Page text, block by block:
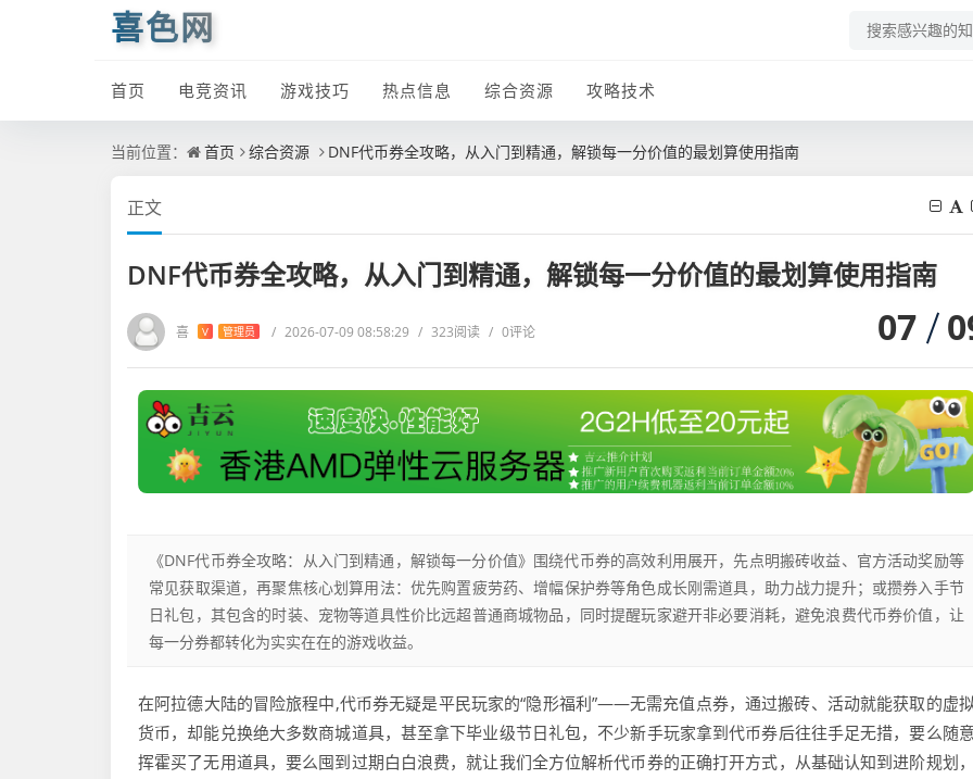
喜色网
首页 电竞资讯 游戏技巧 热点信息 综合资源 攻略技术
当前位置： 首页 综合资源 DNF代币券全攻略，从入门到精通，解锁每一分价值的最划算使用指南
正文
DNF代币券全攻略，从入门到精通，解锁每一分价值的最划算使用指南
喜 V 管理员 / 2026-07-09 08:58:29 / 323阅读 / 0评论 07
《DNF代币券全攻略：从入门到精通，解锁每一分价值》围绕代币券的高效利用展开，先点明搬砖收益、官方活动奖励等
常见获取渠道，再聚焦核心划算用法：优先购置疲劳药、增幅保护券等角色成长刚需道具，助力战力提升；或攒券入手节
日礼包，其包含的时装、宠物等道具性价比远超普通商城物品，同时提醒玩家避开非必要消耗，避免浪费代币券价值，让
每一分券都转化为实实在在的游戏收益。
在阿拉德大陆的冒险旅程中,代币券无疑是平民玩家的“隐形福利”——无需充值点券，通过搬砖、活动就能获取的虚
货币，却能兑换绝大多数商城道具，甚至拿下毕业级节日礼包，不少新手玩家拿到代币券后往往手足无措，要么随意
挥霍买了无用道具，要么囤到过期白白浪费，就让我们全方位解析代币券的正确打开方式，从基础认知到进阶规划，